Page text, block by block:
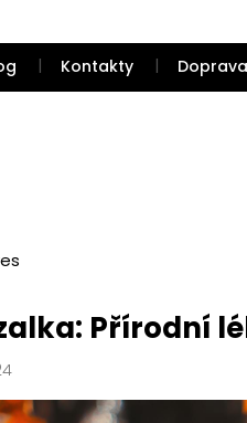
Kontakty
Přírodní